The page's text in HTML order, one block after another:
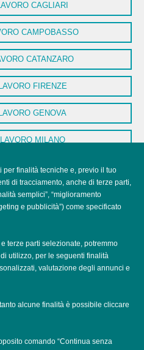
CAGLIARI
CAMPOBASSO
CATANZARO
FIRENZE
GENOVA
MILANO
NAPOLI
PALERMO
POTENZA
LAVORO ROMA
TRENTO
per finalità tecniche e, previo il tuo
di tracciamento, anche di terze parti,
semplici”, “miglioramento
e pubblicità”) come specificato
terze parti selezionate, potremmo
utilizzo, per le seguenti finalità
valutazione degli annunci e
alcune finalità è possibile cliccare
comando “Continua senza